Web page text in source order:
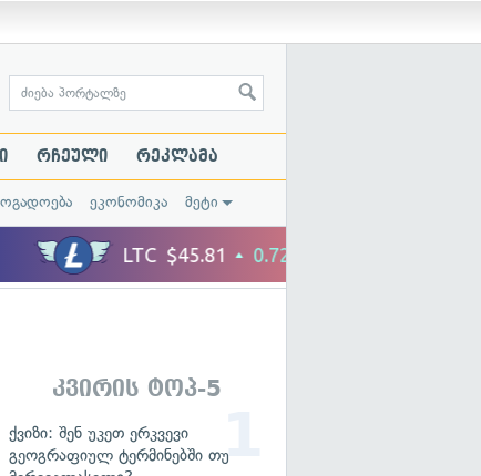
რჩეული რეკლამა
ეკონომიკა მეტი
კვირის ტოპ-5
ქვიზი: შენ უკეთ ერკვევი
გეოგრაფიულ ტერმინებში თუ